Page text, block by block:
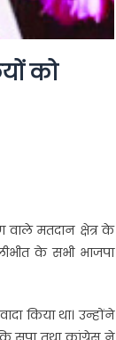
को
वाले मतदान क्षेत्र के
के सभी भाजपा
किया था। उन्होंने